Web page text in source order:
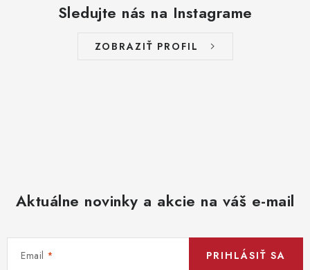
Sledujte nás na Instagrame
ZOBRAZIŤ PROFIL
Aktuálne novinky a akcie na váš e-mail
Email PRIHLÁSIŤ SA